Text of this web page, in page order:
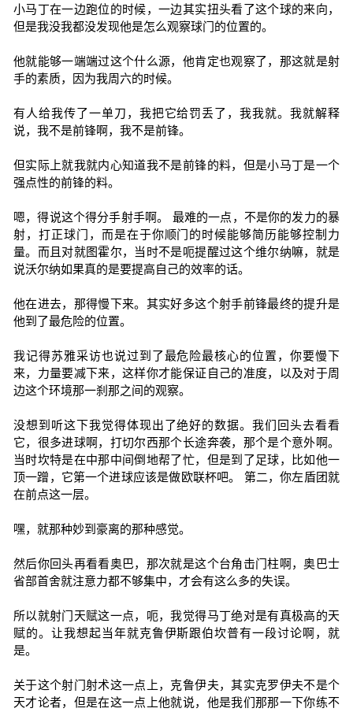
小马丁在一边跑位的时候，一边其实扭头看了这个球的来向，
但是我没我都没发现他是怎么观察球门的位置的。
他就能够一端端过这个什么源，他肯定也观察了，那这就是射
手的素质，因为我周六的时候。
有人给我传了一单刀，我把它给罚丢了，我我就。我就解释
说，我不是前锋啊，我不是前锋。
但实际上就我就内心知道我不是前锋的料，但是小马丁是一个
强点性的前锋的料。
嗯，得说这个得分手射手啊。 最难的一点，不是你的发力的暴
射，打正球门，而是在于你顺门的时候能够简历能够控制力
量。而且对就图霍尔，当时不是呃提醒过这个维尔纳嘛，就是
说沃尔纳如果真的是要提高自己的效率的话。
他在进去，那得慢下来。其实好多这个射手前锋最终的提升是
他到了最危险的位置。
我记得苏雅采访也说过到了最危险最核心的位置，你要慢下
来，力量要减下来，这样你才能保证自己的准度，以及对于周
边这个环境那一刹那之间的观察。
没想到听这下我觉得体现出了绝好的数据。我们回头去看看
它，很多进球啊，打切尔西那个长途奔袭，那个是个意外啊。
当时坎特是在中那中间倒地帮了忙，但是到了足球，比如他一
顶一蹭，它第一个进球应该是做欧联杯吧。 第二，你左盾团就
在前点这一层。
嘿，就那种妙到豪离的那种感觉。
然后你回头再看看奥巴，那次就是这个台角击门柱啊，奥巴士
省部首舍就注意力都不够集中，才会有这么多的失误。
所以就射门天赋这一点，呃，我觉得马丁绝对是有真极高的天
赋的。让我想起当年就克鲁伊斯跟伯坎普有一段讨论啊，就
是。
关于这个射门射术这一点上，克鲁伊夫，其实克罗伊夫不是个
天才论者，但是在这一点上他就说，他是我们那那一下你练不